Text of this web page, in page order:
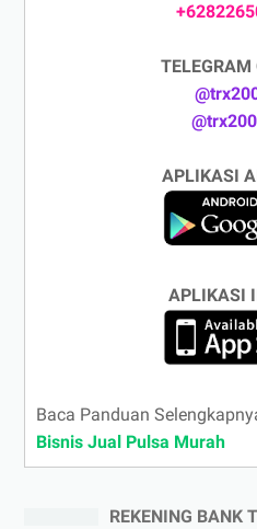
TELEGRAM
APLIKASI
APLIKASI
Baca Panduan
Bisnis Jual Pulsa Murah
REKENING BANK